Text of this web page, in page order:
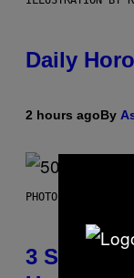
Daily
2 hours agoBy
PHOTO BY GREGORY
3 Songs